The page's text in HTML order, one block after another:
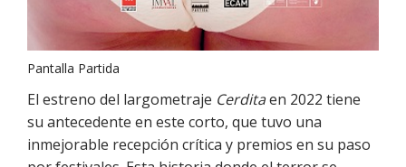
Pantalla Partida
El estreno del largometraje Cerditaen 2022 tiene
su antecedente en este corto, que tuvo una
inmejorable recepción crítica y premios en su paso